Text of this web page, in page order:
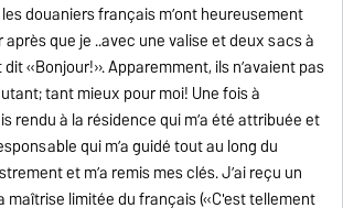
douaniers français m’ont heureusement
que je ..avec une valise et deux sacs à
«Bonjour!». Apparemment, ils n’avaient pas
tant mieux pour moi! Une fois à
rendu à la résidence qui m’a été attribuée et
qui m’a guidé tout au long du
et m’a remis mes clés. J’ai reçu un
maîtrise limitée du français («C'est tellement